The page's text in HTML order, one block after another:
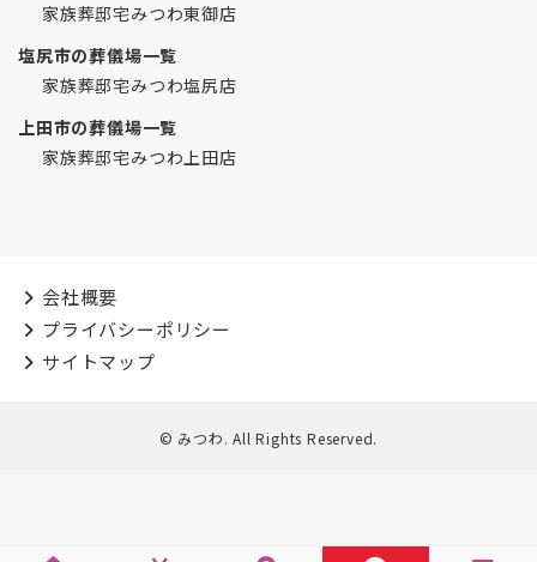
家族葬邸宅みつわ東御店
塩尻市の葬儀場一覧
家族葬邸宅みつわ塩尻店
上田市の葬儀場一覧
家族葬邸宅みつわ上田店
会社概要
プライバシーポリシー
サイトマップ
© みつわ. All Rights Reserved.